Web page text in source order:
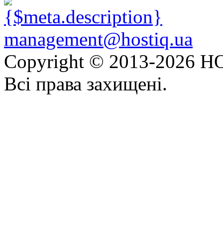
management@hostiq.ua
Copyright © 2013-2026
Всі права захищені.